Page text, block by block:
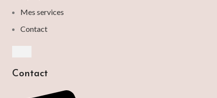
Mes services
Contact
Contact